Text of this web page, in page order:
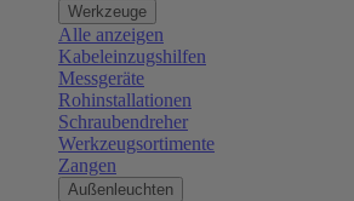
Werkzeuge
Alle anzeigen
Kabeleinzugshilfen
Messgeräte
Rohinstallationen
Schraubendreher
Werkzeugsortimente
Zangen
Außenleuchten